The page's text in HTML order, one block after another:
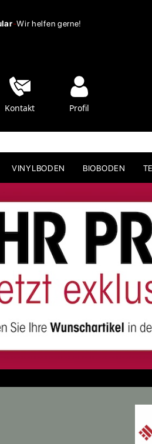
-Wir helfen gerne!
Kontakt Profil
VINYLBODEN BIOBODEN